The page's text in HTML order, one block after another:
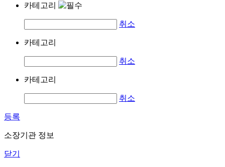
카테고리
취소
카테고리
취소
카테고리
취소
등록
소장기관 정보
닫기